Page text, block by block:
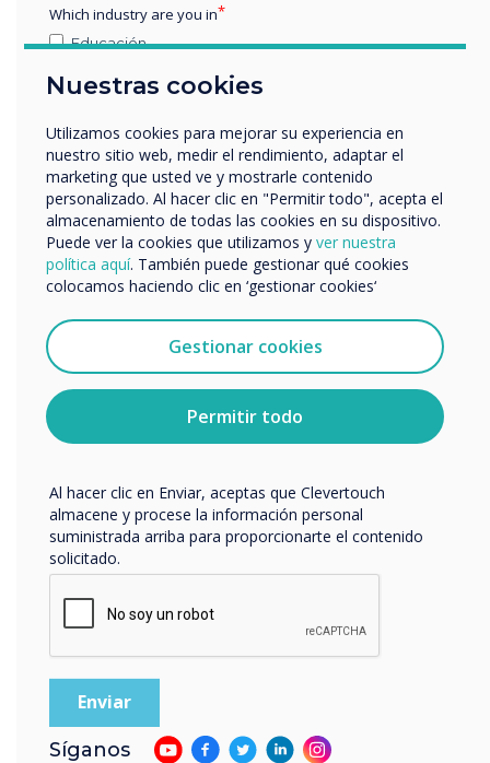
formación y actividades de marketing conjuntas
para apoyar a sus clientes en toda Austria.
Para obtener más información sobre
Para obtener más información sobre Klausner,
visitewww.klausner.at
“
Klausner ha sido un socio
muchos años. Su
compromiso con el servicio
y su conocimiento del
mercado lo convierten en el
socio ideal para la región
austriaca.
Nuestras cookies
Utilizamos cookies para mejorar su experiencia en
nuestro sitio web, medir el rendimiento, adaptar el
marketing que usted ve y mostrarle contenido
personalizado. Al hacer clic en "Permitir todo", acepta el
almacenamiento de todas las cookies en su dispositivo.
Puede ver la cookies que utilizamos y ver nuestra
política aquí. También puede gestionar qué cookies
colocamos haciendo clic en ‘gestionar cookies‘
Gestionar cookies
Permitir todo
Which industry are you in
Educación
Otros
nombre de empresa
Nos gustaría comunicarnos con usted acerca de
nuestros productos y servicios por correo electrónico,
teléfono o correo postal.
Acepto recibir otras comunicaciones de
Puedes darte de baja de estas comunicaciones en
cualquier momento. Para obtener más información
sobre cómo darte de baja, nuestras prácticas de
privacidad y cómo nos comprometemos a proteger y
respetar tu privacidad, consulta nuestra
Al hacer clic en Enviar, aceptas que Clevertouch
almacene y procese la información personal
suministrada arriba para proporcionarte el contenido
solicitado.
Síganos